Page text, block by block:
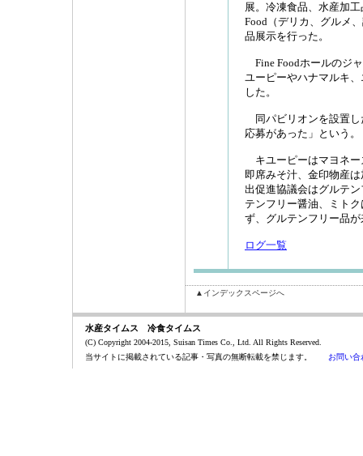
展。冷凍食品、水産加
Food（デリカ、グルメ
品展示を行った。
Fine Foodホールのジ
ユーピーやハナマルキ
した。
同パビリオンを設置し
応募があった」という。
キユーピーはマヨネー
即席みそ汁、金印物産
出促進協議会はグルテ
テンフリー醤油、ミト
ず、グルテンフリー品
ログ一覧
▲インデックスページへ
水産タイムス 冷食タイムス
(C) Copyright 2004-2015, Suisan Times Co., Ltd. All Rights Reserved.
当サイトに掲載されている記事・写真の無断転載を禁じます。 お問い合